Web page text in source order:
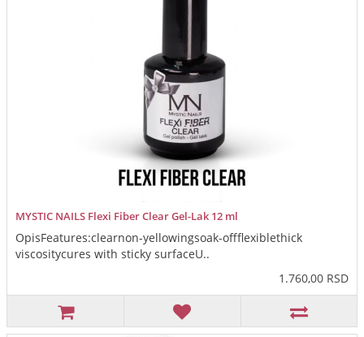
MYSTIC NAILS Flexi Fiber Clear Gel-Lak 12 ml
OpisFeatures:clearnon-yellowingsoak-offflexiblethick
viscositycures with sticky surfaceU..
1.760,00 RSD